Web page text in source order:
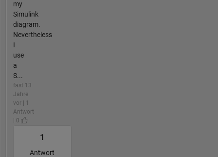
my
Simulink
diagram.
Nevertheless
I
use
a
S...
fast 13
Jahre
vor | 1
Antwort
| 0
1
Antwort